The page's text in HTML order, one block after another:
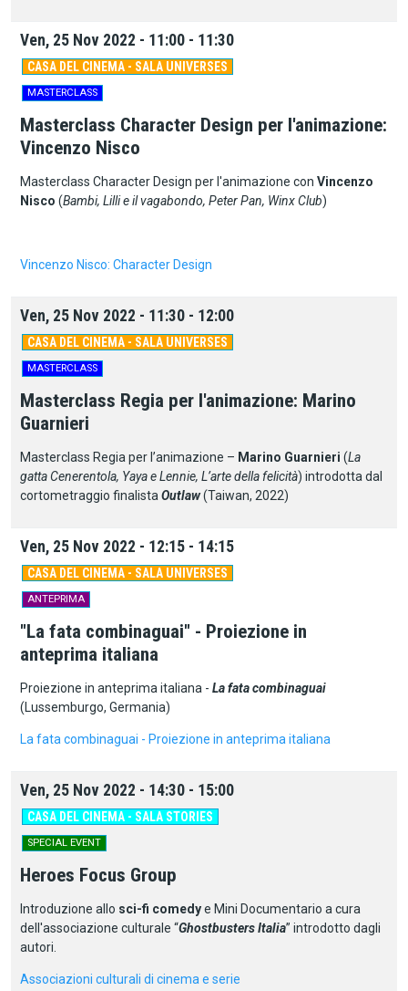
Ven, 25 Nov 2022 - 11:00 - 11:30
CASA DEL CINEMA - SALA UNIVERSES
MASTERCLASS
Masterclass Character Design per l'animazione:
Vincenzo Nisco
Masterclass Character Design per l'animazione conVincenzo
Nisco(Bambi, Lilli e il vagabondo, Peter Pan, Winx Club)
Vincenzo Nisco: Character Design
Ven, 25 Nov 2022 - 11:30 - 12:00
CASA DEL CINEMA - SALA UNIVERSES
MASTERCLASS
Masterclass Regia per l'animazione: Marino
Guarnieri
Masterclass Regia per l’animazione – Marino Guarnieri(La
gatta Cenerentola, Yaya e Lennie, L’arte della felicità) introdotta dal
cortometraggio finalistaOutlaw(Taiwan, 2022)
Ven, 25 Nov 2022 - 12:15 - 14:15
CASA DEL CINEMA - SALA UNIVERSES
ANTEPRIMA
"La fata combinaguai" - Proiezione in
anteprima italiana
Proiezione in anteprima italiana - La fata combinaguai
(Lussemburgo, Germania)
La fata combinaguai - Proiezione in anteprima italiana
Ven, 25 Nov 2022 - 14:30 - 15:00
CASA DEL CINEMA - SALA STORIES
SPECIAL EVENT
Heroes Focus Group
Introduzione allo sci-fi comedye Mini Documentario a cura
dell'associazione culturale “Ghostbusters Italia” introdotto dagli
autori.
Associazioni culturali di cinema e serie